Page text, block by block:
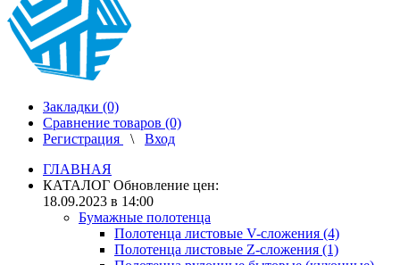
Закладки (0)
Сравнение товаров (0)
Регистрация
\ Вход
ГЛАВНАЯ
КАТАЛОГ Обновление цен:
18.09.2023 в 14:00
Бумажные полотенца
Полотенца листовые V-сложения (4)
Полотенца листовые Z-сложения (1)